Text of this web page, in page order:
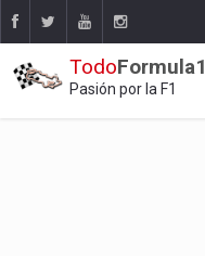
TodoFormula1
Pasión por la F1